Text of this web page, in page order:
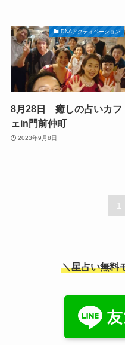
DNAアクティベーション
8月28日 癒しの占いカフ
ェin門前仲町
2023年9月8日
1
＼星占い無料